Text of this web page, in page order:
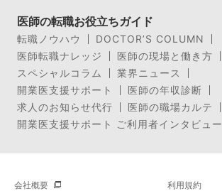
医師の転職お役立ちガイド
転職ノウハウ
DOCTOR’S COLUMN
医師転職ナレッジ
医師の現場と働き方
スペシャルコラム
業界ニュース
開業医支援サポート
医師の年収診断
求人のお知らせ代行
医師の職場カルテ
開業医支援サポート ご利用者インタビュー
会社概要 利用規約